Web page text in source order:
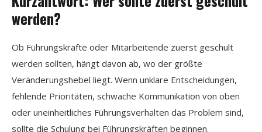
werden?
Ob Führungskräfte oder Mitarbeitende zuerst geschult
werden sollten, hängt davon ab, wo der größte
Veränderungshebel liegt. Wenn unklare Entscheidungen,
fehlende Prioritäten, schwache Kommunikation von oben
oder uneinheitliches Führungsverhalten das Problem sind,
sollte die Schulung bei Führungskräften beginnen.